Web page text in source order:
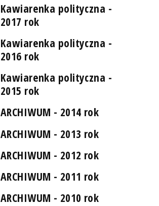
Kawiarenka polityczna -
2017 rok
Kawiarenka polityczna -
2016 rok
Kawiarenka polityczna -
2015 rok
ARCHIWUM - 2014 rok
ARCHIWUM - 2013 rok
ARCHIWUM - 2012 rok
ARCHIWUM - 2011 rok
ARCHIWUM - 2010 rok